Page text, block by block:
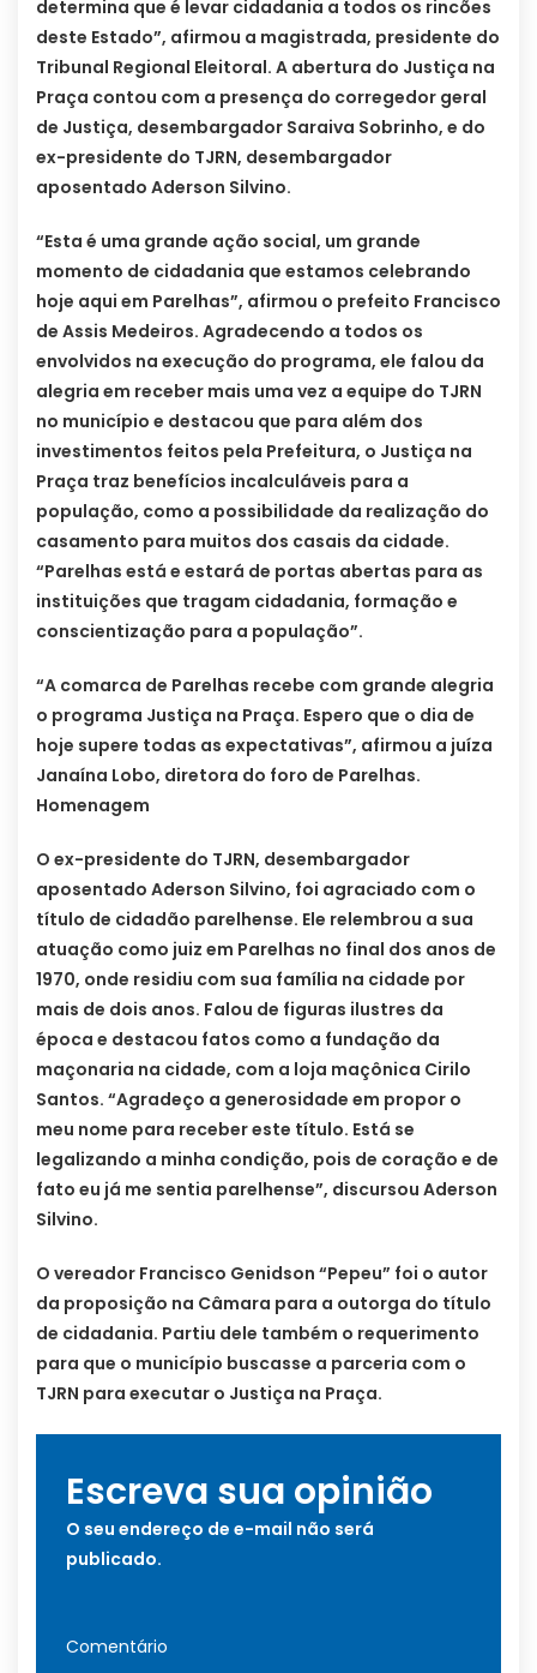
determina que é levar cidadania a todos os rincões
deste Estado”, afirmou a magistrada, presidente do
Tribunal Regional Eleitoral. A abertura do Justiça na
Praça contou com a presença do corregedor geral
de Justiça, desembargador Saraiva Sobrinho, e do
ex-presidente do TJRN, desembargador
aposentado Aderson Silvino.
“Esta é uma grande ação social, um grande
momento de cidadania que estamos celebrando
hoje aqui em Parelhas”, afirmou o prefeito Francisco
de Assis Medeiros. Agradecendo a todos os
envolvidos na execução do programa, ele falou da
alegria em receber mais uma vez a equipe do TJRN
no município e destacou que para além dos
investimentos feitos pela Prefeitura, o Justiça na
Praça traz benefícios incalculáveis para a
população, como a possibilidade da realização do
casamento para muitos dos casais da cidade.
“Parelhas está e estará de portas abertas para as
instituições que tragam cidadania, formação e
conscientização para a população”.
“A comarca de Parelhas recebe com grande alegria
o programa Justiça na Praça. Espero que o dia de
hoje supere todas as expectativas”, afirmou a juíza
Janaína Lobo, diretora do foro de Parelhas.
Homenagem
O ex-presidente do TJRN, desembargador
aposentado Aderson Silvino, foi agraciado com o
título de cidadão parelhense. Ele relembrou a sua
atuação como juiz em Parelhas no final dos anos de
1970, onde residiu com sua família na cidade por
mais de dois anos. Falou de figuras ilustres da
época e destacou fatos como a fundação da
maçonaria na cidade, com a loja maçônica Cirilo
Santos. “Agradeço a generosidade em propor o
meu nome para receber este título. Está se
legalizando a minha condição, pois de coração e de
fato eu já me sentia parelhense”, discursou Aderson
Silvino.
O vereador Francisco Genidson “Pepeu” foi o autor
da proposição na Câmara para a outorga do título
de cidadania. Partiu dele também o requerimento
para que o município buscasse a parceria com o
TJRN para executar o Justiça na Praça.
Escreva sua opinião
O seu endereço de e-mail não será
publicado.
Comentário